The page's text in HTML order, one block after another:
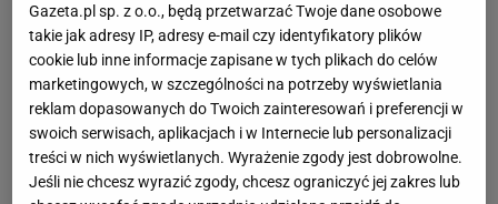
Gazeta.pl sp. z o.o., będą przetwarzać Twoje dane osobowe
takie jak adresy IP, adresy e-mail czy identyfikatory plików
cookie lub inne informacje zapisane w tych plikach do celów
marketingowych, w szczególności na potrzeby wyświetlania
reklam dopasowanych do Twoich zainteresowań i preferencji w
swoich serwisach, aplikacjach i w Internecie lub personalizacji
treści w nich wyświetlanych. Wyrażenie zgody jest dobrowolne.
Jeśli nie chcesz wyrazić zgody, chcesz ograniczyć jej zakres lub